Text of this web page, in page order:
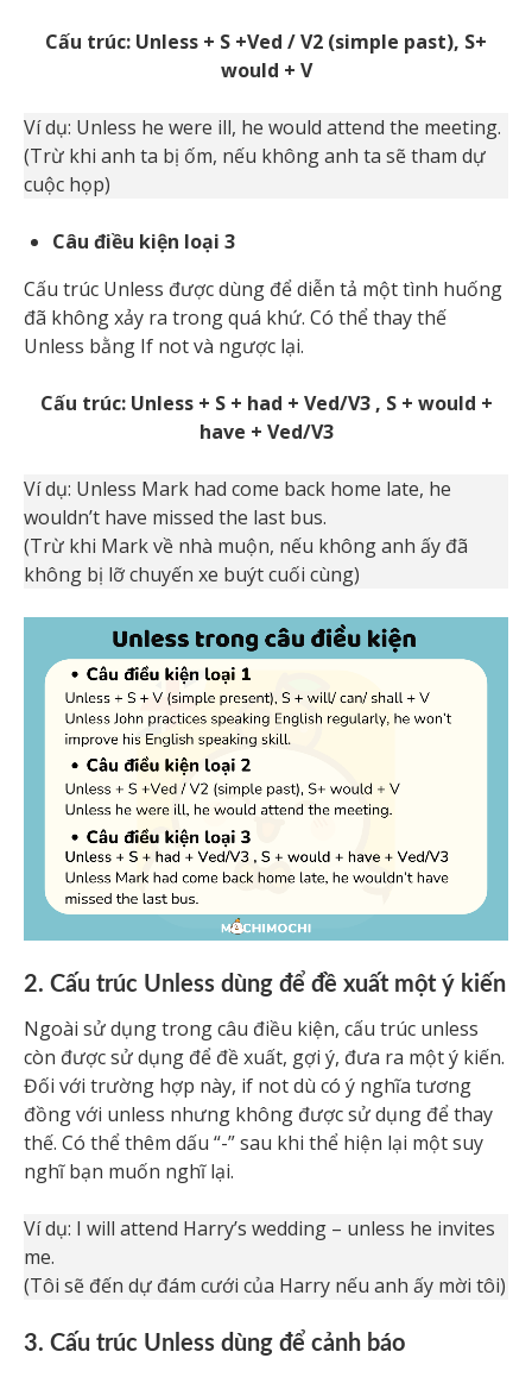
Cấu trúc: Unless + S +Ved / V2 (simple past), S+
would + V
Ví dụ: Unless he were ill, he would attend the meeting.
(Trừ khi anh ta bị ốm, nếu không anh ta sẽ tham dự
cuộc họp)
Câu điều kiện loại 3
Cấu trúc Unless được dùng để diễn tả một tình huống
đã không xảy ra trong quá khứ. Có thể thay thế
Unless bằng If not và ngược lại.
Cấu trúc: Unless + S + had + Ved/V3 , S + would +
have + Ved/V3
Ví dụ: Unless Mark had come back home late, he
wouldn’t have missed the last bus.
(Trừ khi Mark về nhà muộn, nếu không anh ấy đã
không bị lỡ chuyến xe buýt cuối cùng)
2. Cấu trúc Unless dùng để đề xuất một ý kiến
Ngoài sử dụng trong câu điều kiện, cấu trúc unless
còn được sử dụng để đề xuất, gợi ý, đưa ra một ý kiến.
Đối với trường hợp này, if not dù có ý nghĩa tương
đồng với unless nhưng không được sử dụng để thay
thế. Có thể thêm dấu “-” sau khi thể hiện lại một suy
nghĩ bạn muốn nghĩ lại.
Ví dụ: I will attend Harry’s wedding – unless he invites
me.
(Tôi sẽ đến dự đám cưới của Harry nếu anh ấy mời tôi)
3. Cấu trúc Unless dùng để cảnh báo